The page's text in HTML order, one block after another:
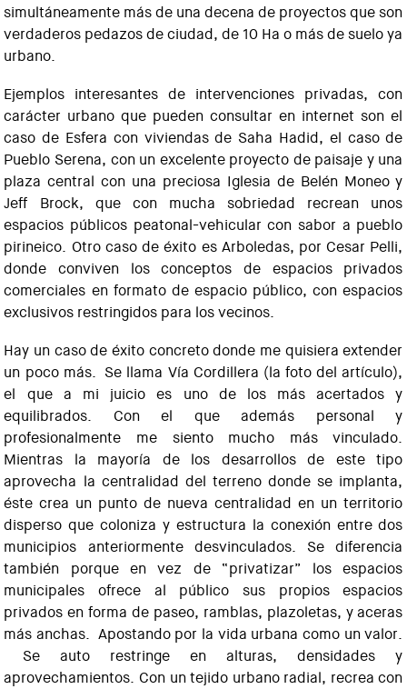
simultáneamente más de una decena de proyectos que son
verdaderos pedazos de ciudad, de 10 Ha o más de suelo ya
urbano.
Ejemplos interesantes de intervenciones privadas, con
carácter urbano que pueden consultar en internet son el
caso de Esfera con viviendas de Saha Hadid, el caso de
Pueblo Serena, con un excelente proyecto de paisaje y una
plaza central con una preciosa Iglesia de Belén Moneo y
Jeff Brock, que con mucha sobriedad recrean unos
espacios públicos peatonal-vehicular con sabor a pueblo
pirineico. Otro caso de éxito es Arboledas, por Cesar Pelli,
donde conviven los conceptos de espacios privados
comerciales en formato de espacio público, con espacios
exclusivos restringidos para los vecinos.
Hay un caso de éxito concreto donde me quisiera extender
un poco más. Se llama Vía Cordillera (la foto del artículo),
el que a mi juicio es uno de los más acertados y
equilibrados. Con el que además personal y
profesionalmente me siento mucho más vinculado.
Mientras la mayoría de los desarrollos de este tipo
aprovecha la centralidad del terreno donde se implanta,
éste crea un punto de nueva centralidad en un territorio
disperso que coloniza y estructura la conexión entre dos
municipios anteriormente desvinculados. Se diferencia
también porque en vez de “privatizar” los espacios
municipales ofrece al público sus propios espacios
privados en forma de paseo, ramblas, plazoletas, y aceras
más anchas. Apostando por la vida urbana como un valor.
Se auto restringe en alturas, densidades y
aprovechamientos. Con un tejido urbano radial, recrea con